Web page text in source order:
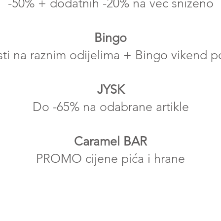
-50% + dodatnih -20% na već sniženo
Bingo
na raznim odijelima + Bingo vikend
JYSK
Do -65% na odabrane artikle
Caramel BAR
PROMO cijene pića i hrane